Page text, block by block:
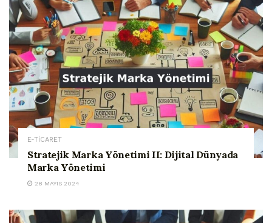
E-TİCARET
Stratejik Marka Yönetimi II: Dijital Dünyada
Marka Yönetimi
28 MAYIS 2024